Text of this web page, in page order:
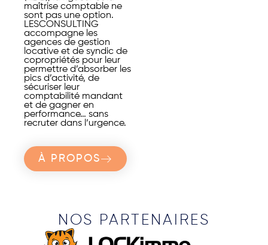
maîtrise comptable ne
sont pas une option.
LESCONSULTING
accompagne les
agences de gestion
locative et de syndic de
copropriétés pour leur
permettre d’absorber les
pics d’activité, de
sécuriser leur
comptabilité mandant
et de gagner en
performance… sans
recruter dans l’urgence.
À PROPOS
NOS PARTENAIRES